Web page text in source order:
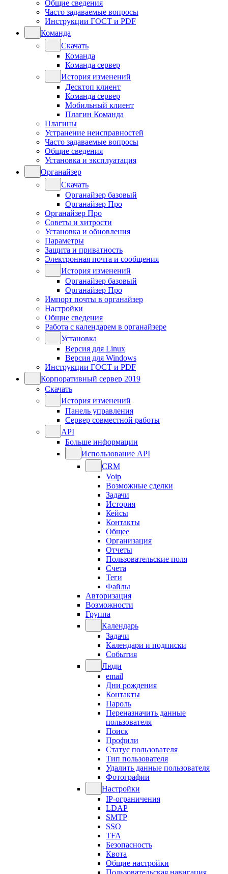
Общие сведения
Часто задаваемые вопросы
Инструкции ГОСТ и PDF
Команда
Скачать
Команда
Команда сервер
История изменений
Десктоп клиент
Команда сервер
Мобильный клиент
Плагин Команда
Плагины
Устранение неисправностей
Часто задаваемые вопросы
Общие сведения
Установка и эксплуатация
Органайзер
Скачать
Органайзер базовый
Органайзер Про
Органайзер Про
Советы и хитрости
Установка и обновления
Параметры
Защита и приватность
Электронная почта и сообщения
История изменений
Органайзер базовый
Органайзер Про
Импорт почты в органайзер
Настройки
Общие сведения
Работа с календарем в органайзере
Установка
Версия для Linux
Версия для Windows
Инструкции ГОСТ и PDF
Корпоративный сервер 2019
Скачать
История изменений
Панель управления
Сервер совместной работы
API
Больше информации
Использование API
CRM
Voip
Возможные сделки
Задачи
История
Кейсы
Контакты
Общее
Организация
Отчеты
Пользовательские поля
Счета
Теги
Файлы
Авторизация
Возможности
Группа
Календарь
Задачи
Календари и подписки
События
Люди
email
Дни рождения
Контакты
Пароль
Переназначить данные
пользователя
Поиск
Профили
Статус пользователя
Тип пользователя
Удалить данные пользователя
Фотографии
Настройки
IP-ограничения
LDAP
SMTP
SSO
TFA
Безопасность
Квота
Общие настройки
Пользовательская навигация